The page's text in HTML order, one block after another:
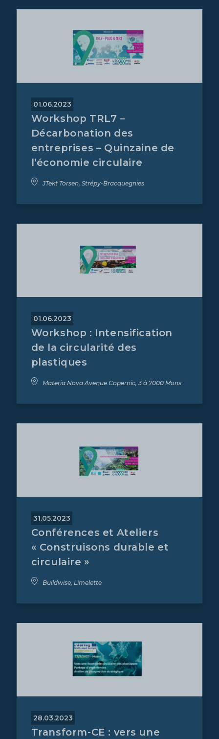
01.06.2023
Workshop TRL7 –
Décarbonation des
entreprises – Quinzaine de
l’économie circulaire
JTekt Torsen, Strépy-Bracquegnies
01.06.2023
Workshop : Intensification
de la circularité des
plastiques
Materia Nova Avenue Copernic, 3 à 7000 Mons
31.05.2023
Conférences et Ateliers
« Construisons durable et
circulaire »
Buildwise, Limelette
28.03.2023
Transform-CE : vers une